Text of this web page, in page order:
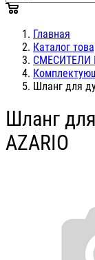
Главная
Каталог
Шланг для
Шланг
AZARIO